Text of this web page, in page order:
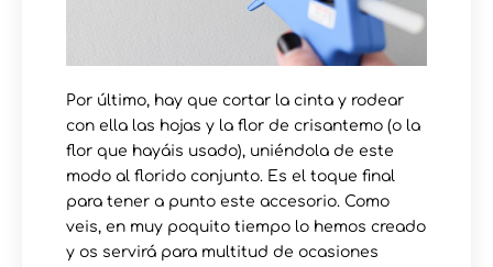
Por último, hay que cortar la cinta y rodear
con ella las hojas y la flor de crisantemo (o la
flor que hayáis usado), uniéndola de este
modo al florido conjunto. Es el toque final
para tener a punto este accesorio. Como
veis, en muy poquito tiempo lo hemos creado
y os servirá para multitud de ocasiones